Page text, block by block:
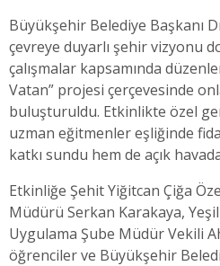
Büyükşehir Belediye Başkanı
çevreye duyarlı şehir vizyonu
çalışmalar kapsamında
Vatan” projesi çerçevesinde
buluşturuldu. Etkinlikte özel
uzman eğitmenler eşliğinde
katkı sundu hem de açık
Etkinliğe Şehit Yiğitcan Çiğa
Müdürü Serkan Karakaya,
Uygulama Şube Müdür Vekili
öğrenciler ve Büyükşehir